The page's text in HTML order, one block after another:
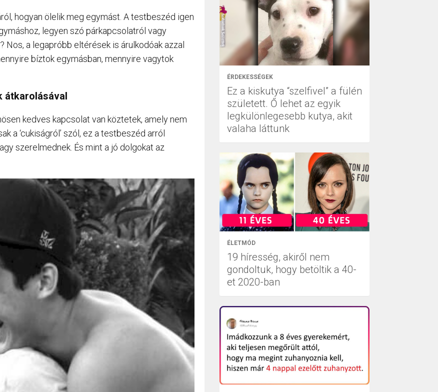
hogyan ölelik meg egymást. A testbeszéd igen
legyen szó párkapcsolatról vagy
a legapróbb eltérések is árulkodóak azzal
bíztok egymásban, mennyire vagytok
átkarolásával
kedves kapcsolat van köztetek, amely nem
a ‘cukiságról’ szól, ez a testbeszéd arról
szerelmednek. És mint a jó dolgokat az
ÉRDEKESSÉGEK
Ez a kiskutya “szelfivel” a fülén
született. Ő lehet az egyik
legkülönlegesebb kutya, akit
valaha láttunk
ÉLETMÓD
19 híresség, akiről nem
gondoltuk, hogy betöltik a 40-
et 2020-ban